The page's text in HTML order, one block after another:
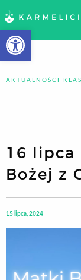
Otwórz pasek narzędzi
AKTUALNOŚCI
16 lipca
Bożej z
15 lipca, 2024